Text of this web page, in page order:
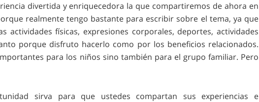
divertida y enriquecedora la que compartiremos de ahora en
realmente tengo bastante para escribir sobre el tema, ya que
actividades físicas, expresiones corporales, deportes, actividades
porque disfruto hacerlo como por los beneficios relacionados.
para los niños sino también para el grupo familiar. Pero
sirva para que ustedes compartan sus experiencias e